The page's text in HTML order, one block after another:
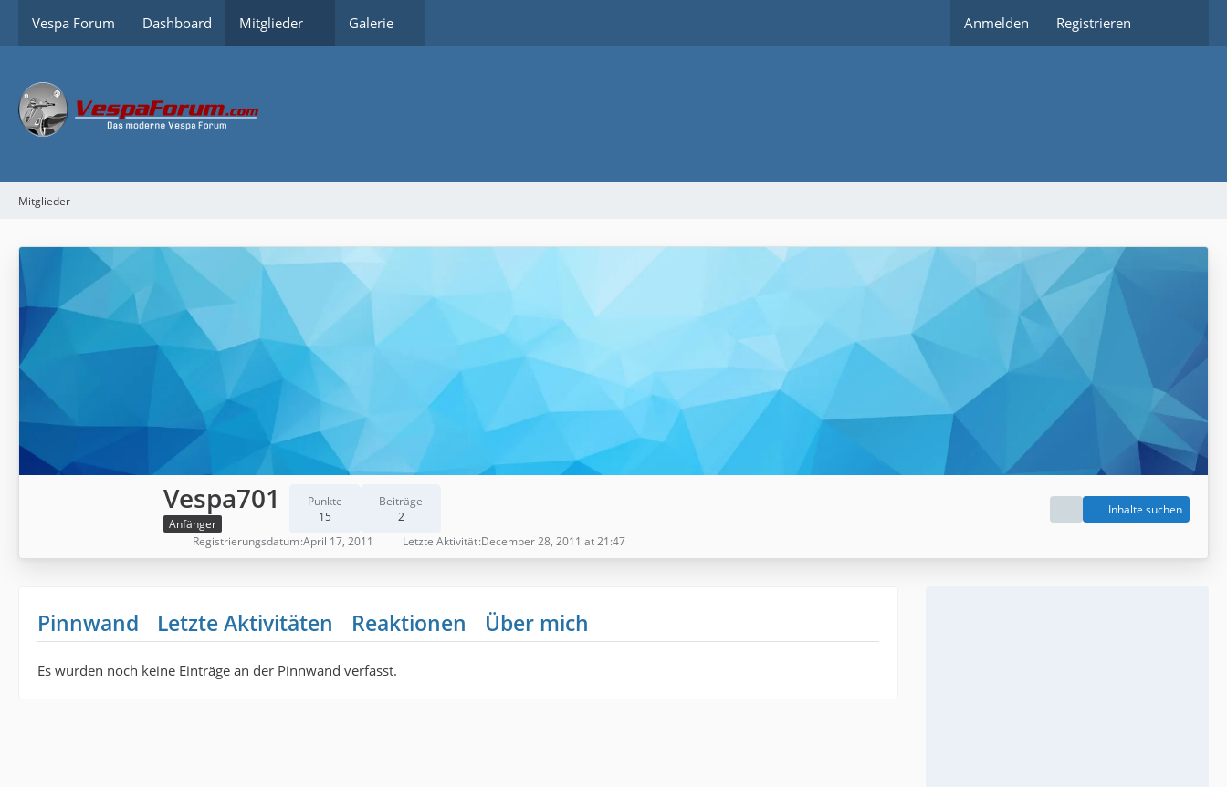
Vespa Forum Dashboard Mitglieder Galerie Anmelden Registrieren
Mitglieder
Vespa701
Anfänger
Punkte
15
Beiträge
2
Inhalte suchen
Registrierungsdatum April 17, 2011 Letzte Aktivität December 28, 2011 at 21:47
Pinnwand Letzte Aktivitäten Reaktionen Über mich
Es wurden noch keine Einträge an der Pinnwand verfasst.